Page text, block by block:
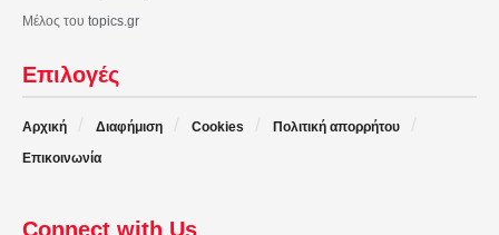
Μέλος του topics.gr
Επιλογές
Αρχική Διαφήμιση Cookies
Πολιτική απορρήτου
Επικοινωνία
Connect with Us